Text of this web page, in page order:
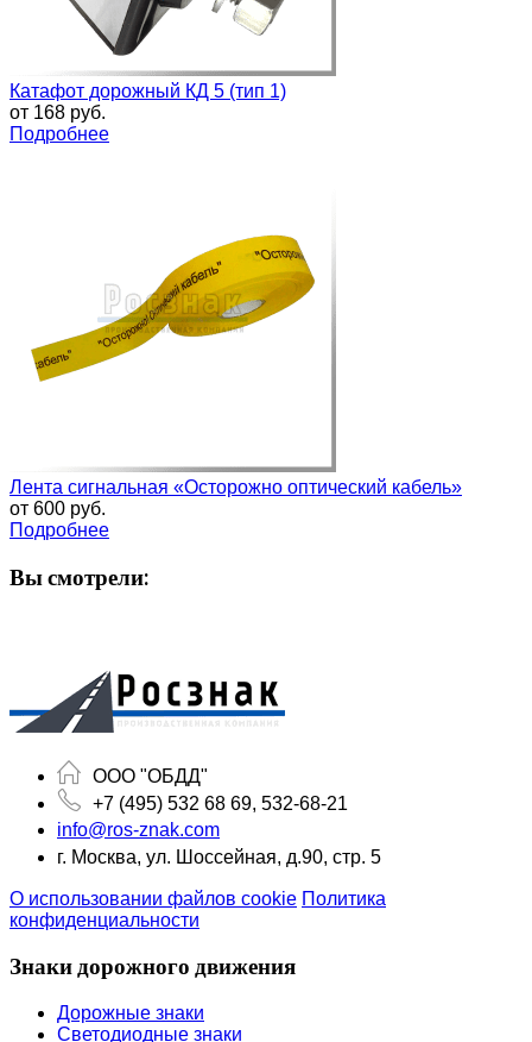
Катафот дорожный КД 5 (тип 1)
от 168 руб.
Подробнее
Лента сигнальная «Осторожно оптический кабель»
от 600 руб.
Подробнее
Вы смотрели:
ООО "ОБДД"
+7 (495) 532 68 69, 532-68-21
info@ros-znak.com
г. Москва, ул. Шоссейная, д.90, стр. 5
О использовании файлов cookie Политика
конфиденциальности
Знаки дорожного движения
Дорожные знаки
Светодиодные знаки